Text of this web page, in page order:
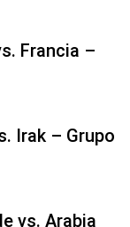
Francia –
Irak – Grupo
vs. Arabia